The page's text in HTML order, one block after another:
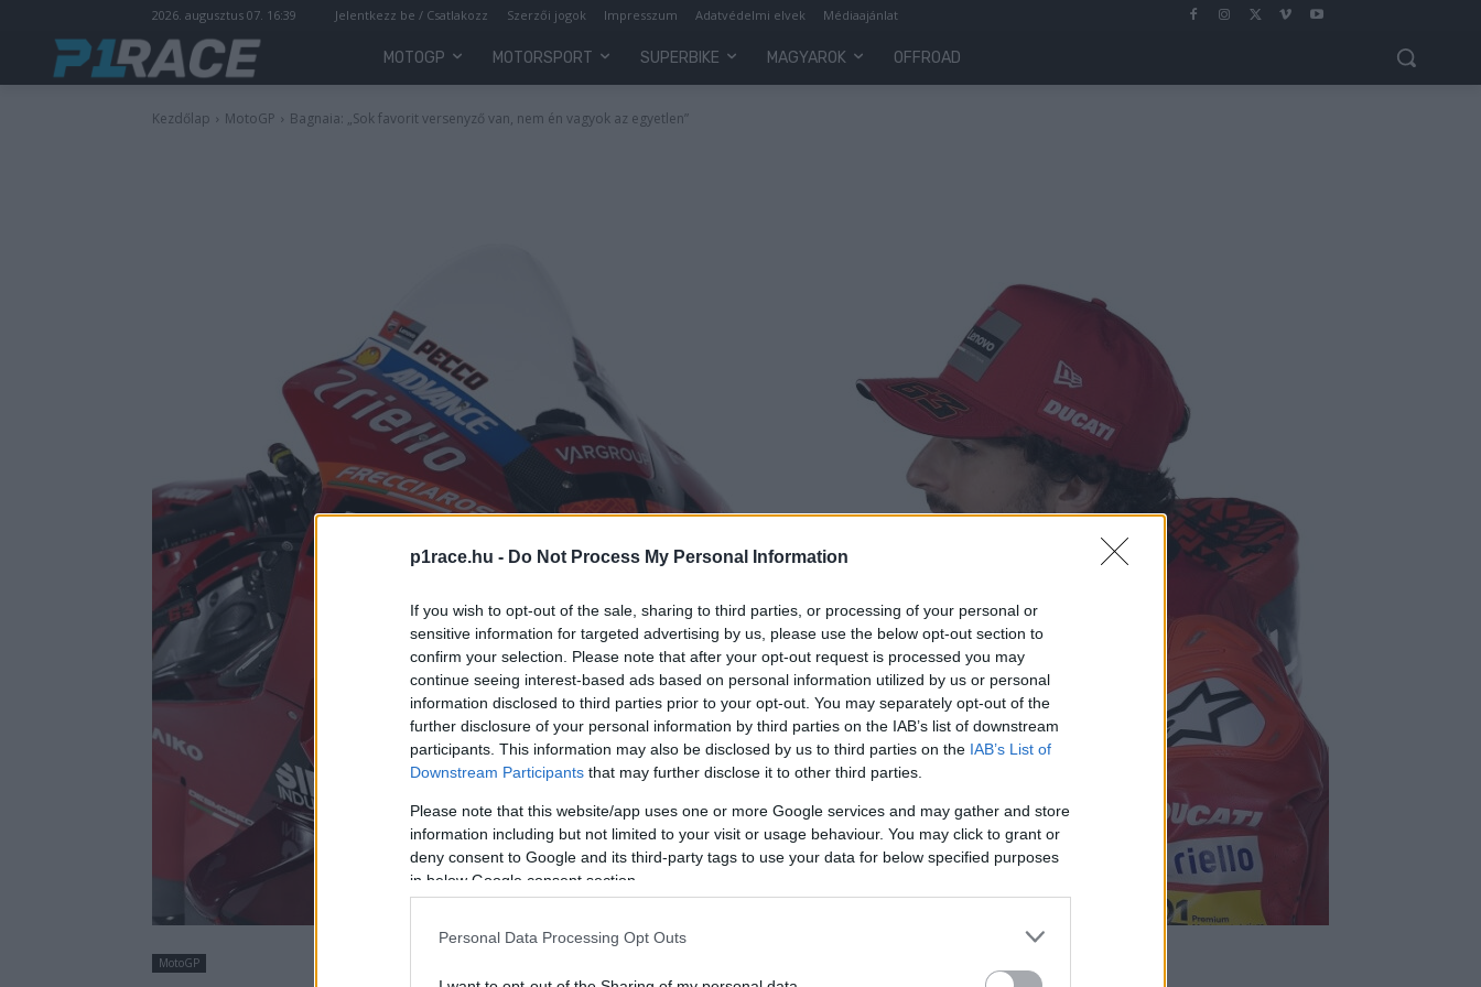
p1race.hu - Do Not Process My Personal Information
If you wish to opt-out of the sale, sharing to third parties, or processing of your personal or
sensitive information for targeted advertising by us, please use the below opt-out section to
confirm your selection. Please note that after your opt-out request is processed you may
continue seeing interest-based ads based on personal information utilized by us or personal
information disclosed to third parties prior to your opt-out. You may separately opt-out of the
further disclosure of your personal information by third parties on the IAB’s list of downstream
participants. This information may also be disclosed by us to third parties on the IAB’s List of
Downstream Participants that may further disclose it to other third parties.
Please note that this website/app uses one or more Google services and may gather and store
information including but not limited to your visit or usage behaviour. You may click to grant or
deny consent to Google and its third-party tags to use your data for below specified purposes
in below Google consent section.
Personal Data Processing Opt Outs
2026. augusztus 07. 16:39 Jelentkezz be / Csatlakozz Szerzői jogok Impresszum Adatvédelmi elvek Médiaajánlat
MOTOGP MOTORSPORT SUPERBIKE MAGYAROK OFFROAD
Kezdőlap MotoGP Bagnaia: „Sok favorit versenyző van, nem én vagyok az egyetlen”
MotoGP